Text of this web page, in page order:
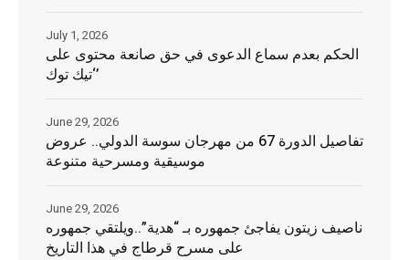
الحكم بعدم سماع الدعوى في حق صانعة محتوى على
‘تيك توك’
July 1, 2026
تفاصيل الدورة 67 من مهرجان سوسة الدولي.. عروض
موسيقية ومسرحية متنوعة
June 29, 2026
ناصيف زيتون يفاجئ جمهوره بـ “هدية”..ويلتقي جمهوره
على مسرح قرطاج في هذا التاريخ
June 29, 2026